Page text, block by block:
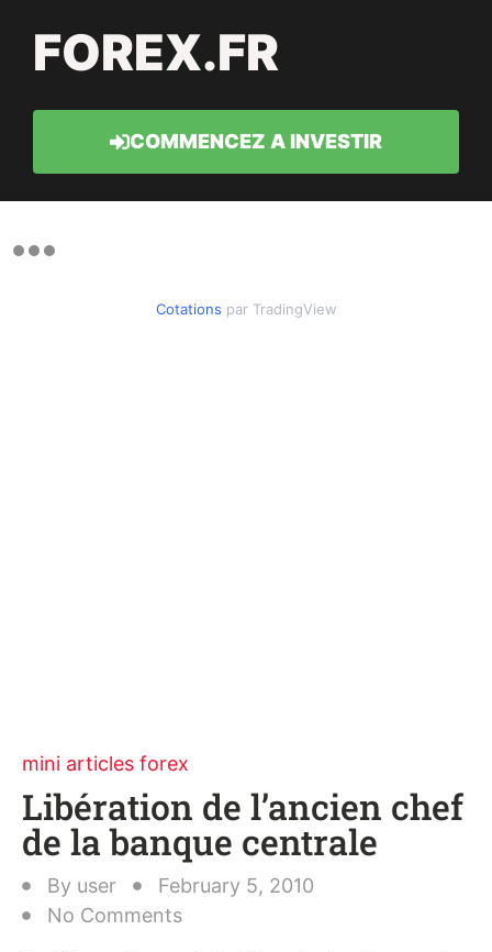
FOREX.FR
COMMENCEZ A INVESTIR
Cotations par TradingView
mini articles forex
Libération de l’ancien chef
de la banque centrale
By user
February 5, 2010
No Comments